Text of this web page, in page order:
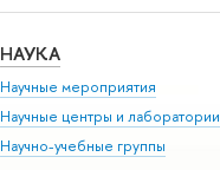
НАУКА
Научные мероприятия
Научные центры и лаборатории
Научно-учебные группы